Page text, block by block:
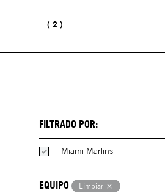
2
FILTRADO POR:
Miami Marlins
EQUIPO Limpiar